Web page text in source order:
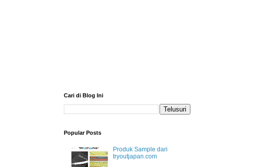
Cari di Blog Ini
Popular Posts
Produk Sample dari
tryoutjapan.com